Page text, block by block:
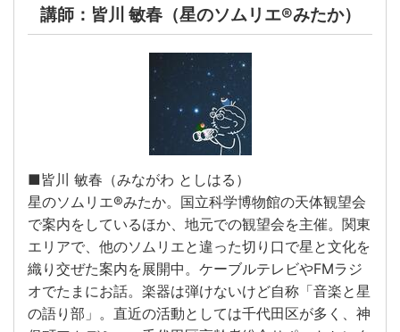
講師：皆川 敏春（星のソムリエ®みたか）
■皆川 敏春（みながわ としはる）
星のソムリエ®みたか。国立科学博物館の天体観望会
で案内をしているほか、地元での観望会を主催。関東
エリアで、他のソムリエと違った切り口で星と文化を
織り交ぜた案内を展開中。ケーブルテレビやFMラジ
オでたまにお話。楽器は弾けないけど自称「音楽と星
の語り部」。直近の活動としては千代田区が多く、神